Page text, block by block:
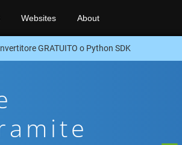
Websites About
GRATUITO o Python SDK